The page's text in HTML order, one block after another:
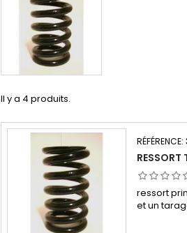
Il y a 4 produits.
RÉFÉRENCE:
RESSORT
ressort
et un